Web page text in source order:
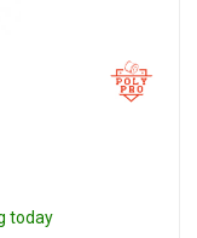
today